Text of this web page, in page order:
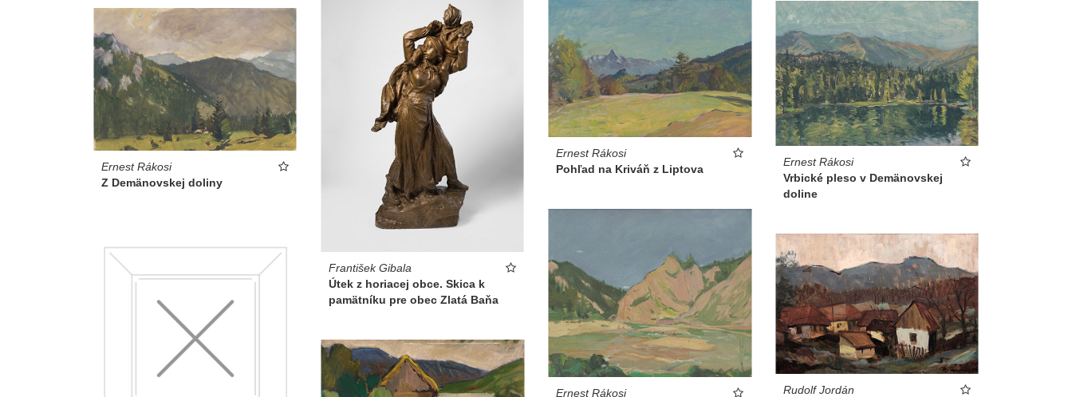
František Gibala
Útek z horiacej obce. Skica k
pamätníku pre obec Zlatá Baňa
Ernest Rákosi
Pohľad na Kriváň z Liptova
Ernest Rákosi
Vrbické pleso v Demänovskej
doline
Ernest Rákosi
Z Demänovskej doliny
Ernest Rákosi Rudolf Jordán